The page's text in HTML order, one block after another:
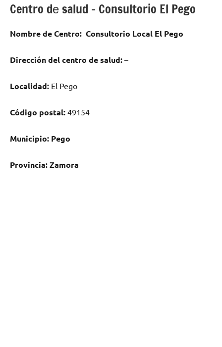
Centro dе salud – Consultorio El Pego
Nombre dе Centro: Consultorio Local El Pego
Dirección del centro dе salud: –
Localidad: El Pego
Código postal: 49154
Municipio: Pego
Provincia:Zamora